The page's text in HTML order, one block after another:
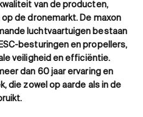
van de producten,
de dronemarkt. De maxon
luchtvaartuigen bestaan
besturingen en propellers,
veiligheid en efficiëntie.
dan 60 jaar ervaring en
die zowel op aarde als in de